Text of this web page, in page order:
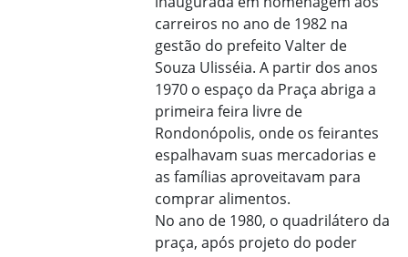
carreiros no ano de 1982 na
gestão do prefeito Valter de
Souza Ulisséia. A partir dos anos
1970 o espaço da Praça abriga a
primeira feira livre de
Rondonópolis, onde os feirantes
espalhavam suas mercadorias e
as famílias aproveitavam para
comprar alimentos.
No ano de 1980, o quadrilátero da
praça, após projeto do poder